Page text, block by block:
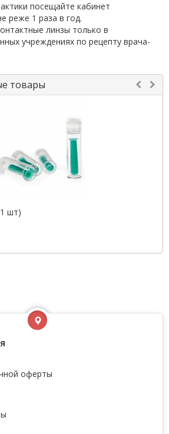
посещайте кабинет
реже 1 раза в год.
линзы только в
учреждениях по рецепту врача-
товары
шт)
оферты